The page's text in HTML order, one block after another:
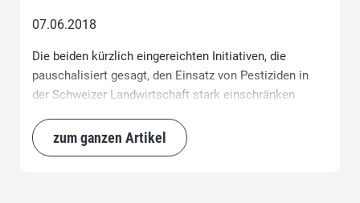
07.06.2018
Die beiden kürzlich eingereichten Initiativen, die
pauschalisiert gesagt, den Einsatz von Pestiziden in
der Schweizer Landwirtschaft stark einschränken
Ausdruck grosser Unwissenheit seitens der
Unterzeichnenden.
zum ganzen Artikel